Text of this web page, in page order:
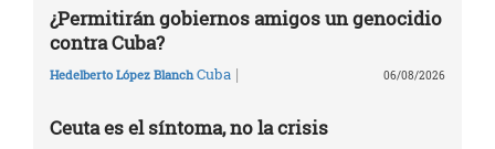
¿Permitirán gobiernos amigos un genocidio
contra Cuba?
Hedelberto López Blanch Cuba | 06/08/2026
Ceuta es el síntoma, no la crisis